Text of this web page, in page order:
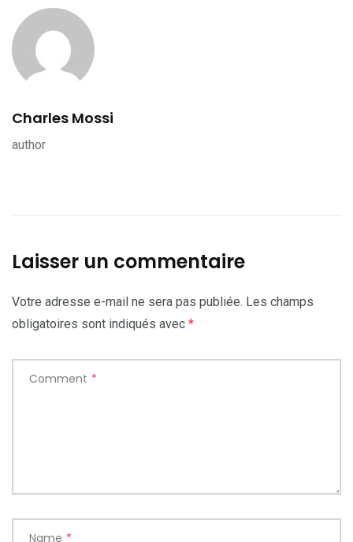
Charles Mossi
author
Laisser un commentaire
Votre adresse e-mail ne sera pas publiée. Les champs
obligatoires sont indiqués avec *
Comment *
Name *